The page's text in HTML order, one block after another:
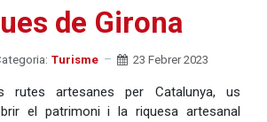
de Girona
Turisme 23 Febrer 2023
rutes artesanes per Catalunya, us
el patrimoni i la riquesa artesanal